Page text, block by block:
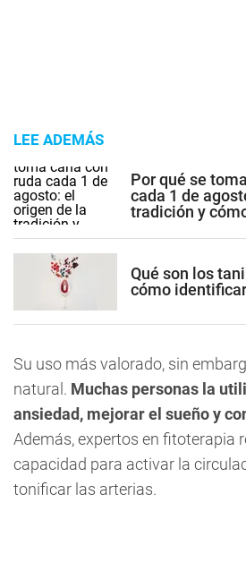
LEE ADEMÁS
Por qué se
cada 1 de
tradición y
Qué son los
cómo
Su uso más valorado, sin
natural. Muchas personas la
ansiedad, mejorar el sueño y
Además, expertos en fitoterapia
capacidad para activar la
tonificar las arterias.